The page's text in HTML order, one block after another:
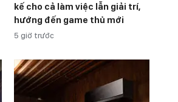
kế cho cả làm việc lẫn giải trí,
hướng đến game thủ mới
5 giờ trước